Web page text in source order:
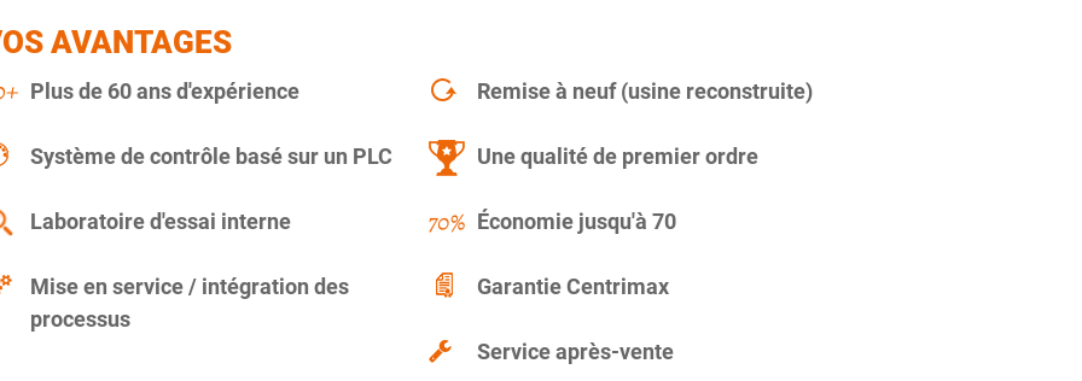
AVANTAGES
Plus de 60 ans d'expérience Remise à neuf (usine reconstruite)
Système de contrôle basé sur un PLC Une qualité de premier ordre
Laboratoire d'essai interne Économie jusqu'à 70
Mise en service / intégration des
processus
Garantie Centrimax
Service après-vente